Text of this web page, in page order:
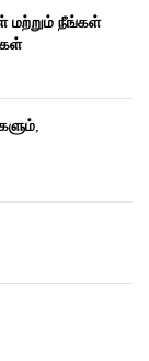
நீங்கள்